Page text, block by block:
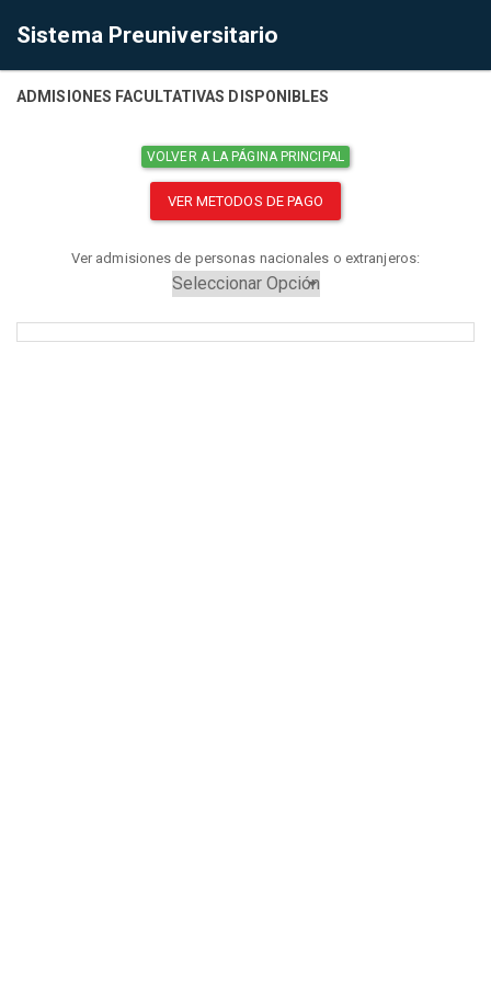
Sistema Preuniversitario
ADMISIONES FACULTATIVAS DISPONIBLES
VOLVER A LA PÁGINA PRINCIPAL
VER METODOS DE PAGO
Ver admisiones de personas nacionales o extranjeros: